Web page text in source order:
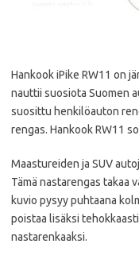
Hankook iPike RW11 on
nauttii suosiota Suomen
suosittu henkilöauton
rengas. Hankook RW11
Maastureiden ja SUV
Tämä nastarengas takaa
kuvio pysyy puhtaana
poistaa lisäksi
nastarenkaaksi.